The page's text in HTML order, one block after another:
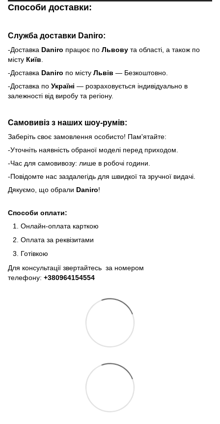
Способи доставки:
Служба доставки Daniro:
-Доставка Daniro працює по Львову та області, а також по
місту Київ
-Доставка Daniro по місту Львів — Безкоштовно.
-Доставка по Україні — розраховується індивідуально в
залежності від виробу та регіону.
Самовивіз з наших шоу-румів:
Заберіть своє замовлення особисто! Пам'ятайте:
-Уточніть наявність обраної моделі перед приходом.
-Час для самовивозу: лише в робочі години.
-Повідомте нас заздалегідь для швидкої та зручної видачі.
Дякуємо, що обрали Daniro!
Способи оплати:
Онлайн-оплата карткою
Оплата за реквізитами
Готівкою
Для консультації звертайтесь за номером
телефону: +380964154554